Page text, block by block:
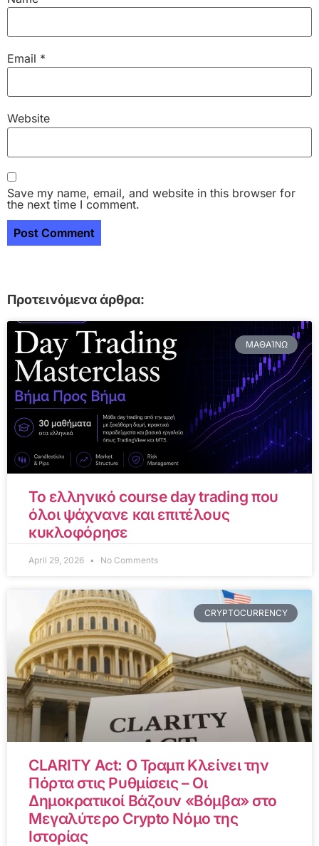
Email *
Website
Save my name, email, and website in this browser for
the next time I comment.
Προτεινόμενα άρθρα:
ΜΑΘΑΊΝΩ
Το ελληνικό course day trading που
όλοι ψάχνανε και επιτέλους
κυκλοφόρησε
April 29, 2026 No Comments
CRYPTOCURRENCY
CLARITY Act: Ο Τραμπ Κλείνει την
Πόρτα στις Ρυθμίσεις – Οι
Δημοκρατικοί Βάζουν «Βόμβα» στο
Μεγαλύτερο Crypto Νόμο της
Ιστορίας